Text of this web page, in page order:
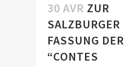
30 AVR ZUR
SALZBURGER
FASSUNG DER
“CONTES